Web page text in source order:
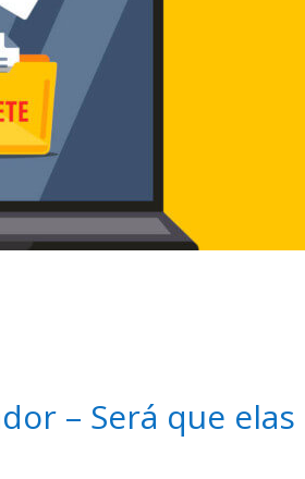
– Será que elas